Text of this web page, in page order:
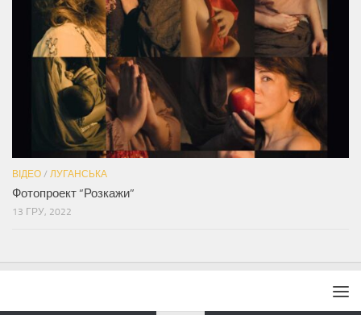
ВІДЕО / ЛУГАНСЬКА
Фотопроект “Розкажи”
13 ГРУ, 2022